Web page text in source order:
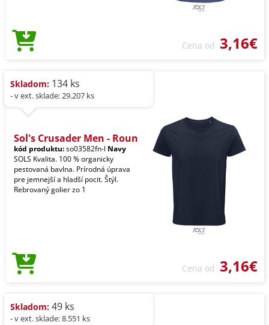
Cena od 3,16€
Skladom: 134 ks
- v ext. sklade: 29.207 ks
Sol's Crusader Men - Roun
kód produktu:so03582fn-l Navy
SOLS Kvalita. 100 % organicky
pestovaná bavlna. Prírodná úprava
pre jemnejší a hladší pocit. Štýl.
Rebrovaný golier zo 1
Cena od 3,16€
Skladom: 49 ks
- v ext. sklade: 8.551 ks